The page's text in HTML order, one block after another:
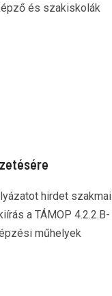
és szakiskolák
hirdet szakmai
a TÁMOP 4.2.2.B-
műhelyek